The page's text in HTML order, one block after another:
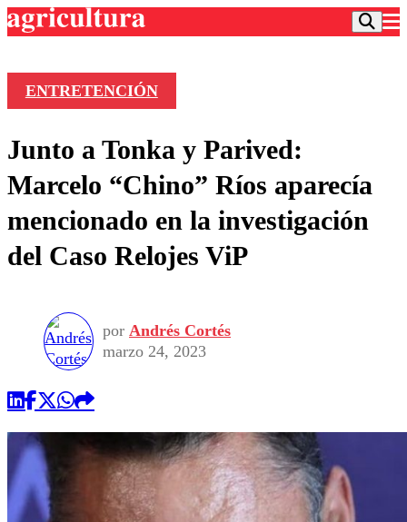
Frecuencias
Agricultura TV
Deportes
Colo Colo
Motor
Torneo Internacional
Torneo Nacional
Entretención
Noticias
Internacional
Nacional
Vida Social
Programas
Comercial
ENTRETENCIÓN
Junto a Tonka y Parived:
Marcelo “Chino” Ríos aparecía
mencionado en la investigación
del Caso Relojes ViP
por Andrés Cortés
marzo 24, 2023